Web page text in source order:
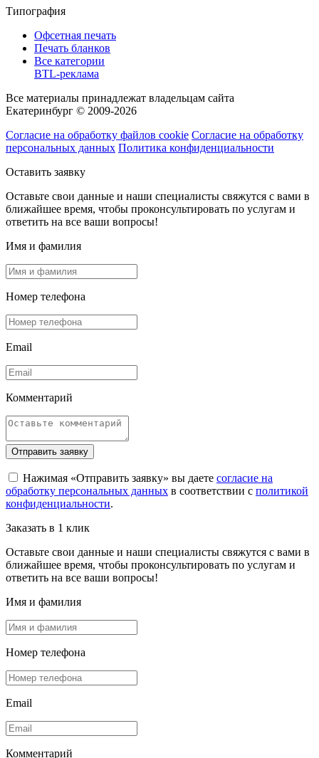
Типография
Офсетная печать
Печать бланков
Все категории
BTL-реклама
Все материалы принадлежат владельцам сайта
Екатеринбург © 2009-2026
Согласие на обработку файлов cookie Согласие на обработку
персональных данных Политика конфиденциальности
Оставить заявку
Оставьте свои данные и наши специалисты свяжутся с вами в
ближайшее время, чтобы проконсультировать по услугам и
ответить на все ваши вопросы!
Имя и фамилия
Номер телефона
Email
Комментарий
Отправить заявку
Нажимая «Отправить заявку» вы даете согласие на
обработку персональных данных в соответствии с политикой
конфиденциальности.
Заказать в 1 клик
Оставьте свои данные и наши специалисты свяжутся с вами в
ближайшее время, чтобы проконсультировать по услугам и
ответить на все ваши вопросы!
Имя и фамилия
Номер телефона
Email
Комментарий